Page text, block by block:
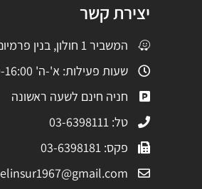
יצירת קשר
המשביר 1 חולון, בנין פרמיום סנטר
שעות פעילות: א'-ה' 08:30-16:00
חניה חינם לשעה ראשונה
טל: 03-6398111
פקס: 03-6398181
elinsur1967@gmail.com